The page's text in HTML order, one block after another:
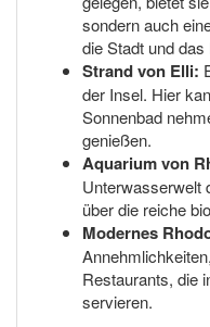
sondern auch
die Stadt und das
Strand von Elli:
der Insel. Hier
Sonnenbad
genießen.
Aquarium von
Unterwasserwelt
über die reiche
Modernes
Restaurants, die
servieren.